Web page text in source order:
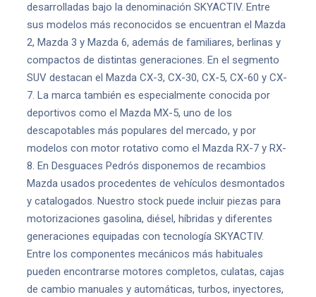
desarrolladas bajo la denominación SKYACTIV. Entre
sus modelos más reconocidos se encuentran el Mazda
2, Mazda 3 y Mazda 6, además de familiares, berlinas y
compactos de distintas generaciones. En el segmento
SUV destacan el Mazda CX-3, CX-30, CX-5, CX-60 y CX-
7. La marca también es especialmente conocida por
deportivos como el Mazda MX-5, uno de los
descapotables más populares del mercado, y por
modelos con motor rotativo como el Mazda RX-7 y RX-
8. En Desguaces Pedrós disponemos de recambios
Mazda usados procedentes de vehículos desmontados
y catalogados. Nuestro stock puede incluir piezas para
motorizaciones gasolina, diésel, híbridas y diferentes
generaciones equipadas con tecnología SKYACTIV.
Entre los componentes mecánicos más habituales
pueden encontrarse motores completos, culatas, cajas
de cambio manuales y automáticas, turbos, inyectores,